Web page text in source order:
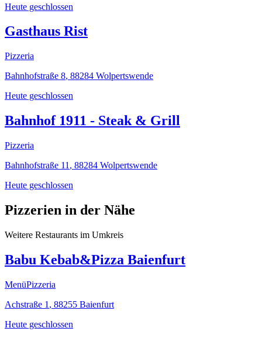
Heute geschlossen
Gasthaus Rist
Pizzeria
Bahnhofstraße 8, 88284 Wolpertswende
Heute geschlossen
Bahnhof 1911 - Steak & Grill
Pizzeria
Bahnhofstraße 11 , 88284 Wolpertswende
Heute geschlossen
Pizzerien in der Nähe
Weitere Restaurants im Umkreis
Babu Kebab&Pizza Baienfurt
MenüPizzeria
Achstraße 1 , 88255 Baienfurt
Heute geschlossen